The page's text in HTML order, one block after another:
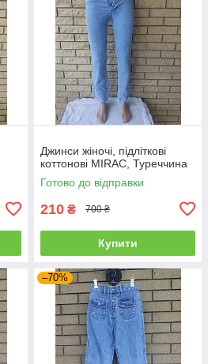
Джинси жіночі, підліткові
коттонові MIRAC, Туреччина
Готово до відправки
210 ₴ 700 ₴
Купити
–70%